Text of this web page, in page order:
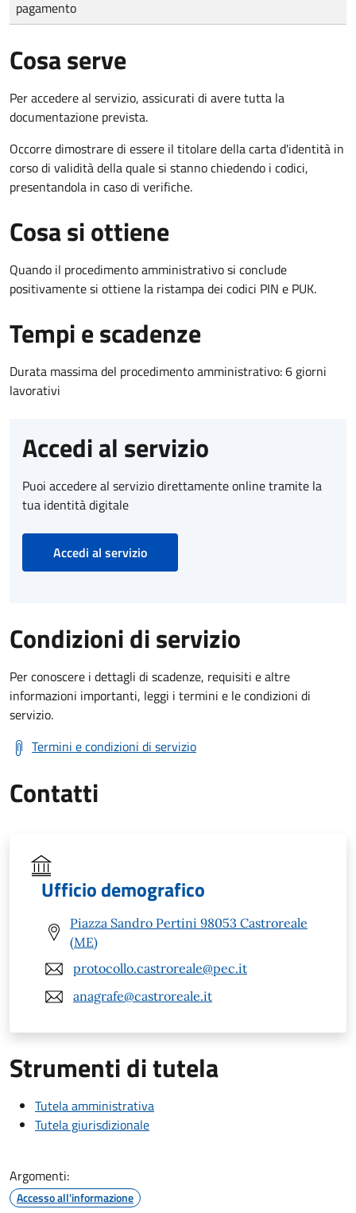
pagamento
Cosa serve
Per accedere al servizio, assicurati di avere tutta la
documentazione prevista.
Occorre dimostrare di essere il titolare della carta d'identità in
corso di validità della quale si stanno chiedendo i codici,
presentandola in caso di verifiche.
Cosa si ottiene
Quando il procedimento amministrativo si conclude
positivamente si ottiene la ristampa dei codici PIN e PUK.
Tempi e scadenze
Durata massima del procedimento amministrativo: 6 giorni
lavorativi
Accedi al servizio
Puoi accedere al servizio direttamente online tramite la
tua identità digitale
Accedi al servizio
Condizioni di servizio
Per conoscere i dettagli di scadenze, requisiti e altre
informazioni importanti, leggi i termini e le condizioni di
servizio.
Termini e condizioni di servizio
Contatti
Ufficio demografico
Piazza Sandro Pertini 98053 Castroreale
(ME)
protocollo.castroreale@pec.it
anagrafe@castroreale.it
Strumenti di tutela
Tutela amministrativa
Tutela giurisdizionale
Argomenti:
Accesso all'informazione